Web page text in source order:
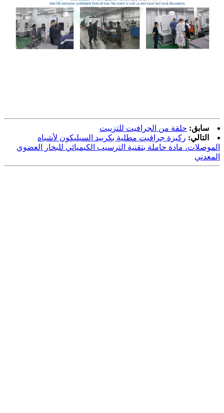
سابق: حلقة من الجرافيت للتزييت
التالي: ركيزة جرافيت مطلية بكربيد السيليكون لأشباه
الموصلات، مادة حاملة بتقنية الترسيب الكيميائي للبخار العضوي
المعدني